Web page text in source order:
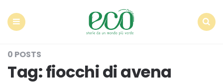
0 POSTS
Tag:fiocchi di avena